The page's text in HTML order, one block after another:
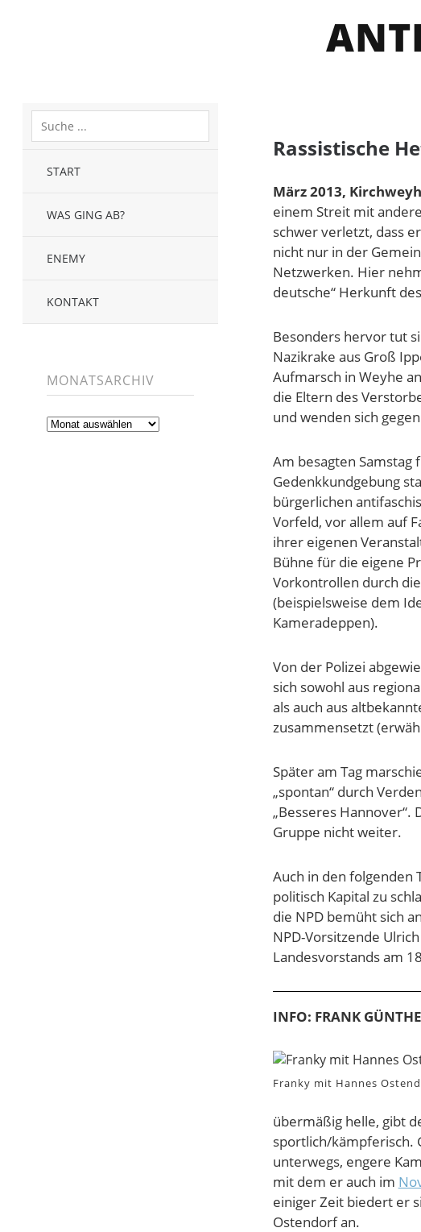
START
WAS GING AB?
ENEMY
KONTAKT
MONATSARCHIV
Monatsarchiv
Rassistische
März 2013,
einem Streit mit
schwer verletzt, dass
nicht nur in der
Netzwerken. Hier
deutsche“ Herkunft
Besonders hervor tut
Nazikrake aus Groß
Aufmarsch in Weyhe
die Eltern des
und wenden sich
Am besagten
Gedenkkundgebung
bürgerlichen
Vorfeld, vor allem auf
ihrer eigenen
Bühne für die eigene
Vorkontrollen durch
(beispielsweise dem
Kameradeppen).
Von der Polizei
sich sowohl aus
als auch aus
zusammensetzt
Später am Tag
„spontan“ durch
„Besseres Hannover“.
Gruppe nicht weiter.
Auch in den folgenden
politisch Kapital zu
die NPD bemüht sich
NPD-Vorsitzende
Landesvorstands am
INFO: FRANK
Franky mit Hannes
übermäßig helle, gibt
sportlich/kämpferisch.
unterwegs, engere
mit dem er auch im
einiger Zeit biedert er
Ostendorf an.